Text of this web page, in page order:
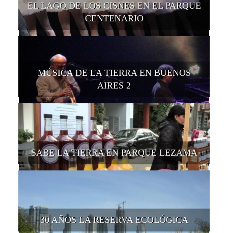
EL LAGO DE LOS CISNES EN EL PARQUE
CENTENARIO
MÚSICA DE LA TIERRA EN BUENOS
AIRES 2
SABE LA TIERRA EN PARQUE LEZAMA
30 AÑOS LA RESERVA ECOLÓGICA